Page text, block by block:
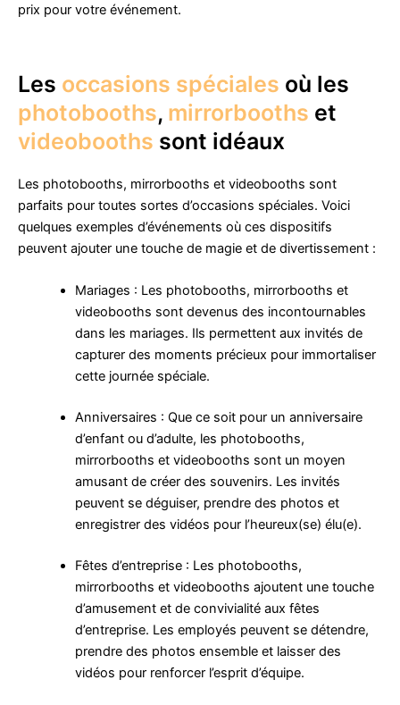
prix pour votre événement.
Les occasions spéciales où les
photobooths, mirrorbooths et
videobooths sont idéaux
Les photobooths, mirrorbooths et videobooths sont
parfaits pour toutes sortes d’occasions spéciales. Voici
quelques exemples d’événements où ces dispositifs
peuvent ajouter une touche de magie et de divertissement :
Mariages : Les photobooths, mirrorbooths et
videobooths sont devenus des incontournables
dans les mariages. Ils permettent aux invités de
capturer des moments précieux pour immortaliser
cette journée spéciale.
Anniversaires : Que ce soit pour un anniversaire
d’enfant ou d’adulte, les photobooths,
mirrorbooths et videobooths sont un moyen
amusant de créer des souvenirs. Les invités
peuvent se déguiser, prendre des photos et
enregistrer des vidéos pour l’heureux(se) élu(e).
Fêtes d’entreprise : Les photobooths,
mirrorbooths et videobooths ajoutent une touche
d’amusement et de convivialité aux fêtes
d’entreprise. Les employés peuvent se détendre,
prendre des photos ensemble et laisser des
vidéos pour renforcer l’esprit d’équipe.